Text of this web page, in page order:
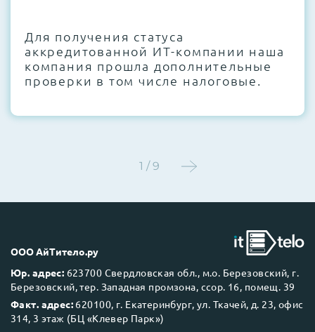
Этап 4:Стресс-тестирование под 100%
нагрузкой в течение 72 часов для
проверки стабильности всех подсистем
Next Business Day (NBD)
Для получения статуса
аккредитованной ИТ-компании наша
компания прошла дополнительные
проверки в том числе налоговые.
1 / 9
ООО АйТитело.ру
Юр. адрес: 623700 Свердловская обл., м.о. Березовский, г.
Березовский, тер. Западная промзона, ссор. 16, помещ. 39
Факт. адрес: 620100, г. Екатеринбург, ул. Ткачей, д. 23, офис
314, 3 этаж (БЦ «Клевер Парк»)